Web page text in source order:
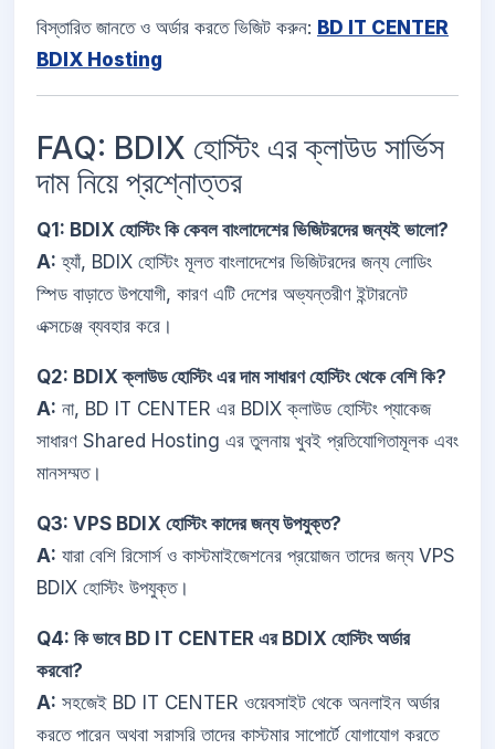
বিস্তারিত জানতে ও অর্ডার করতে ভিজিট করুন: BD IT CENTER
BDIX Hosting
FAQ: BDIX হোস্টিং এর ক্লাউড সার্ভিস
দাম নিয়ে প্রশ্নোত্তর
Q1: BDIX হোস্টিং কি কেবল বাংলাদেশের ভিজিটরদের জন্যই ভালো?
A: হ্যাঁ, BDIX হোস্টিং মূলত বাংলাদেশের ভিজিটরদের জন্য লোডিং
স্পিড বাড়াতে উপযোগী, কারণ এটি দেশের অভ্যন্তরীণ ইন্টারনেট
এক্সচেঞ্জ ব্যবহার করে।
Q2: BDIX ক্লাউড হোস্টিং এর দাম সাধারণ হোস্টিং থেকে বেশি কি?
A: না, BD IT CENTER এর BDIX ক্লাউড হোস্টিং প্যাকেজ
সাধারণ Shared Hosting এর তুলনায় খুবই প্রতিযোগিতামূলক এবং
মানসম্মত।
Q3: VPS BDIX হোস্টিং কাদের জন্য উপযুক্ত?
A: যারা বেশি রিসোর্স ও কাস্টমাইজেশনের প্রয়োজন তাদের জন্য VPS
BDIX হোস্টিং উপযুক্ত।
Q4: কি ভাবে BD IT CENTER এর BDIX হোস্টিং অর্ডার
করবো?
A: সহজেই BD IT CENTER ওয়েবসাইট থেকে অনলাইন অর্ডার
করতে পারেন অথবা সরাসরি তাদের কাস্টমার সাপোর্টে যোগাযোগ করতে